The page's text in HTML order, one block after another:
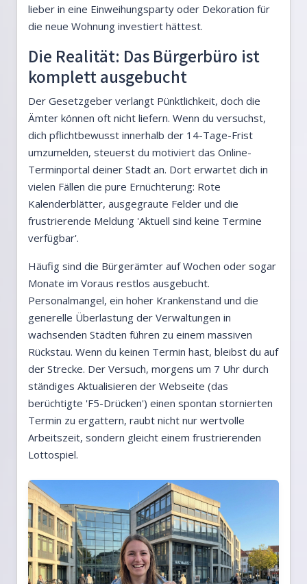
lieber in eine Einweihungsparty oder Dekoration für
die neue Wohnung investiert hättest.
Die Realität: Das Bürgerbüro ist
komplett ausgebucht
Der Gesetzgeber verlangt Pünktlichkeit, doch die
Ämter können oft nicht liefern. Wenn du versuchst,
dich pflichtbewusst innerhalb der 14-Tage-Frist
umzumelden, steuerst du motiviert das Online-
Terminportal deiner Stadt an. Dort erwartet dich in
vielen Fällen die pure Ernüchterung: Rote
Kalenderblätter, ausgegraute Felder und die
frustrierende Meldung 'Aktuell sind keine Termine
verfügbar'.
Häufig sind die Bürgerämter auf Wochen oder sogar
Monate im Voraus restlos ausgebucht.
Personalmangel, ein hoher Krankenstand und die
generelle Überlastung der Verwaltungen in
wachsenden Städten führen zu einem massiven
Rückstau. Wenn du keinen Termin hast, bleibst du auf
der Strecke. Der Versuch, morgens um 7 Uhr durch
ständiges Aktualisieren der Webseite (das
berüchtigte 'F5-Drücken') einen spontan stornierten
Termin zu ergattern, raubt nicht nur wertvolle
Arbeitszeit, sondern gleicht einem frustrierenden
Lottospiel.